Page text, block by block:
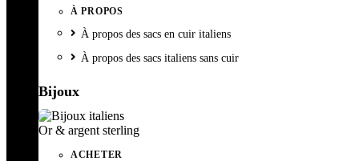
À PROPOS
À propos des sacs en cuir italiens
À propos des sacs italiens sans cuir
Bijoux
Or & argent sterling
ACHETER